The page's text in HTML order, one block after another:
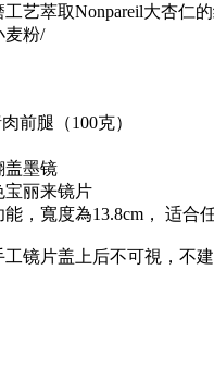
艺萃取Nonpareil大杏仁
麦粉/
前腿（100克）
盖墨镜
宝丽来镜片
，寬度為13.8cm， 适合
工镜片盖上后不可視，不